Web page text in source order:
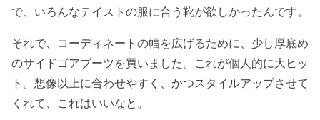
で、いろんなテイストの服に合う靴が欲しかったんです。
それで、コーディネートの幅を広げるために、少し厚底め
のサイドゴアブーツを買いました。これが個人的に大ヒッ
ト。想像以上に合わせやすく、かつスタイルアップさせて
くれて、これはいいなと。